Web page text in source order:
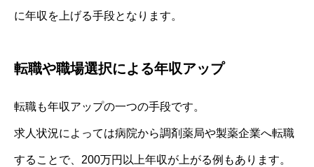
に年収を上げる手段となります。
転職や職場選択による年収アップ
転職も年収アップの一つの手段です。
求人状況によっては病院から調剤薬局や製薬企業へ転職
することで、200万円以上年収が上がる例もあります。